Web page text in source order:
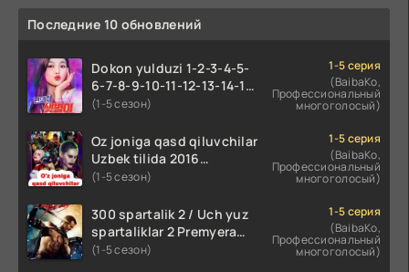
Последние 10 обновлений
Dokon yulduzi 1-2-3-4-5-
6-7-8-9-10-11-12-13-14-15-
16-17 Qism Uzbek tilida
qismlari o'zbek tilida
(1-5 сезон)
1-5 серия
(BaibaKo,
Профессиональный
многоголосый)
Oz joniga qasd qiluvchilar
Uzbek tilida 2016
O'zbekcha tarjima kino
(1-5 сезон)
1-5 серия
(BaibaKo,
Профессиональный
многоголосый)
300 spartalik 2 / Uch yuz
spartaliklar 2 Premyera
Uzbek tilida 2013
(1-5 сезон)
1-5 серия
(BaibaKo,
Профессиональный
многоголосый)